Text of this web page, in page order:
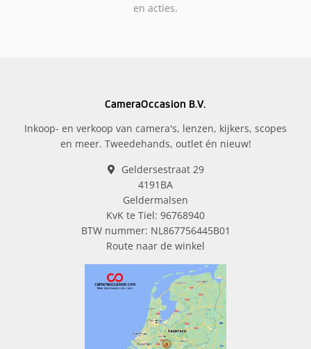
en acties.
CameraOccasion B.V.
Inkoop- en verkoop van camera's, lenzen, kijkers, scopes
en meer. Tweedehands, outlet én nieuw!
Geldersestraat 29
4191BA
Geldermalsen
KvK te Tiel: 96768940
BTW nummer: NL867756445B01
Route naar de winkel